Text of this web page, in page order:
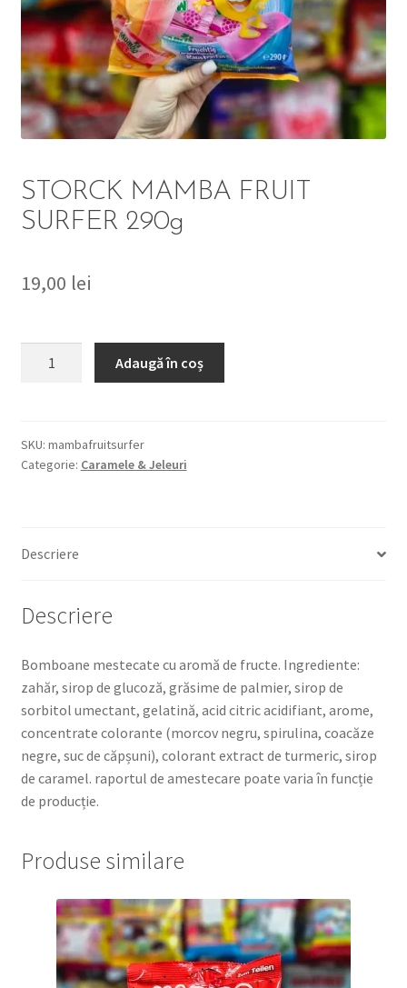
DETERGENT
SOLUȚII CURĂȚENIE
ÎNGRIJIRE
PERSONALĂ
TROLERE
ARTICOLE VOIAJ
STORCK MAMBA FRUIT
SURFER 290g
19,00 lei
SURFER
290g
Adaugă în coș
SKU: mambafruitsurfer
Categorie: Caramele & Jeleuri
Descriere
Descriere
Bomboane mestecate cu aromă de fructe. Ingrediente:
zahăr, sirop de glucoză, grăsime de palmier, sirop de
sorbitol umectant, gelatină, acid citric acidifiant, arome,
concentrate colorante (morcov negru, spirulina, coacăze
negre, suc de căpșuni), colorant extract de turmeric, sirop
de caramel. raportul de amestecare poate varia în funcție
de producție.
Produse similare